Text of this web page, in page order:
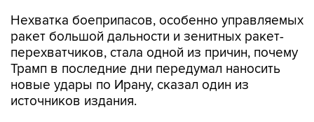
Нехватка боеприпасов, особенно управляемых
ракет большой дальности и зенитных ракет-
перехватчиков, стала одной из причин, почему
Трамп в последние дни передумал наносить
новые удары по Ирану, сказал один из
источников издания.